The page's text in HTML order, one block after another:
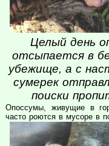
Целый день
отсыпается в
убежище, а с
сумерек
поиски
Опоссумы, живущие в
часто роются в мусоре в